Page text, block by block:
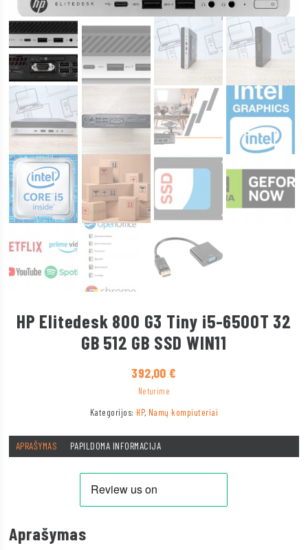
HP Elitedesk 800 G3 Tiny i5-6500T 32
GB 512 GB SSD WIN11
392,00€
Neturime
Kategorijos: HP, Namų kompiuteriai
APRAŠYMAS PAPILDOMA INFORMACIJA
Aprašymas